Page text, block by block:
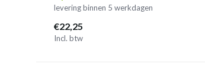
levering binnen 5 werkdagen
€22,25
Incl. btw